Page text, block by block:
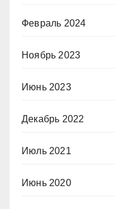
Февраль 2024
Ноябрь 2023
Июнь 2023
Декабрь 2022
Июль 2021
Июнь 2020